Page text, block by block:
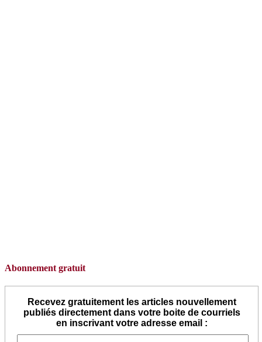
Abonnement gratuit
Recevez gratuitement les articles nouvellement
publiés directement dans votre boite de courriels
en inscrivant votre adresse email :